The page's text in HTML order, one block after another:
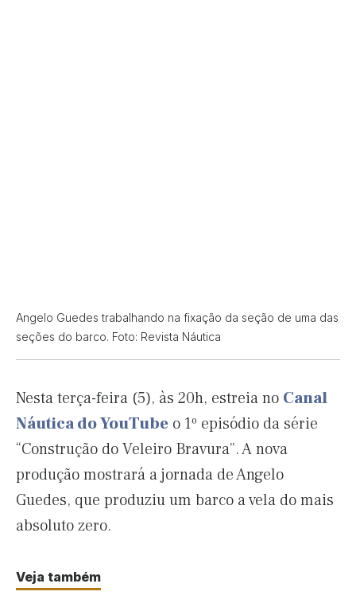
Angelo Guedes trabalhando na fixação da seção de uma das
seções do barco. Foto: Revista Náutica
Nesta terça-feira (5), às 20h, estreia no Canal
Náutica do YouTube o 1º episódio da série
“Construção do Veleiro Bravura”. A nova
produção mostrará a jornada de Angelo
Guedes, que produziu um barco a vela do mais
absoluto zero.
Veja também